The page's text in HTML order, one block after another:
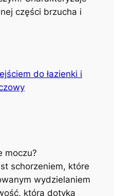
części brzucha i
moczu?
schorzeniem, które
wydzielaniem
która dotyka